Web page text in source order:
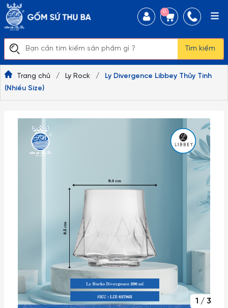
Tìm kiếm
0
Trang chủ / Ly Rock /
Ly Divergence Libbey Thủy Tinh
(Nhiều Size)
1 / 3